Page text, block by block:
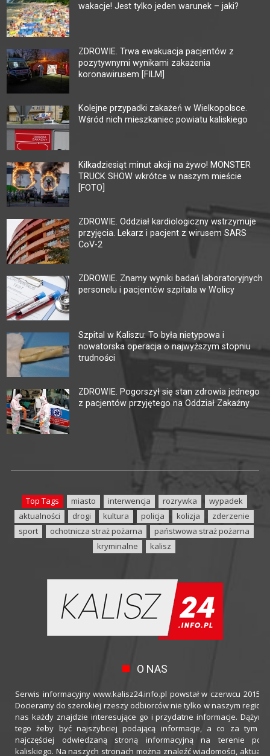
wakacje! Jest tylko jeden warunek – jaki?
ZDROWIE. Trwa ewakuacja pacjentów z
pozytywnymi wynikami zakażenia
koronawirusem [FILM]
Kolejne przypadki zakażeń w Wielkopolsce.
Wśród nich mieszkaniec powiatu kaliskiego
Kilkadziesiąt minut akcji na żywo! MONSTER
TRUCK SHOW wkrótce w naszym mieście
[FOTO]
ZDROWIE. Oddział kardiologiczny wstrzymuje
przyjęcia. Lekarz i pacjent z wirusem SARS
CoV-2
ZDROWIE. Znamy wyniki badań laboratoryjnych
personelu i pacjentów szpitala w Wolicy
Szpital w Kaliszu: To była nietypowa i
nowatorska operacja o najwyższym stopniu
trudności
ZDROWIE. Pogorszył się stan zdrowia jednego
z pacjentów przyjętego na Oddział Zakaźny
Top Tags miasto interwencja rozrywka
wypadek
aktualności
drogi kultura policja kolizja
zderzenie
sport
ochotnicza straż pożarna
państwowa straż pożarna
kryminalne
kalisz
O NAS
Serwis informacyjny www.kalisz24.info.pl powstał w czerwcu 2015
Docieramy do szerokiej rzeszy odbiorców nie tylko w naszym
nas każdy znajdzie interesujące go i przydatne informacje.
tego żeby być najszybciej podającą informacje, a co za tym
najczęściej odwiedzaną stroną informacyjną na terenie
kaliskiego. Na naszych stronach można znaleźć wiadomości,